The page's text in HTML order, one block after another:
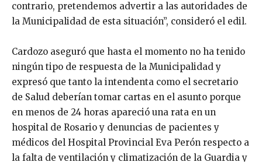
contrario, pretendemos advertir a las autoridades de
la Municipalidad de esta situación”, consideró el edil.
Cardozo aseguró que hasta el momento no ha tenido
ningún tipo de respuesta de la Municipalidad y
expresó que tanto la intendenta como el secretario
de Salud deberían tomar cartas en el asunto porque
en menos de 24 horas apareció una rata en un
hospital de Rosario y denuncias de pacientes y
médicos del Hospital Provincial Eva Perón respecto a
la falta de ventilación y climatización de la Guardia y